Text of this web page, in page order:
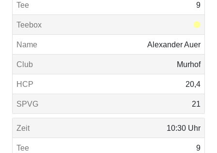
9
Alexander Auer
Murhof
20,4
21
10:30 Uhr
9